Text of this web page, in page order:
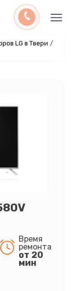
LG в Твери /
Время
ремонта
от 20
мин